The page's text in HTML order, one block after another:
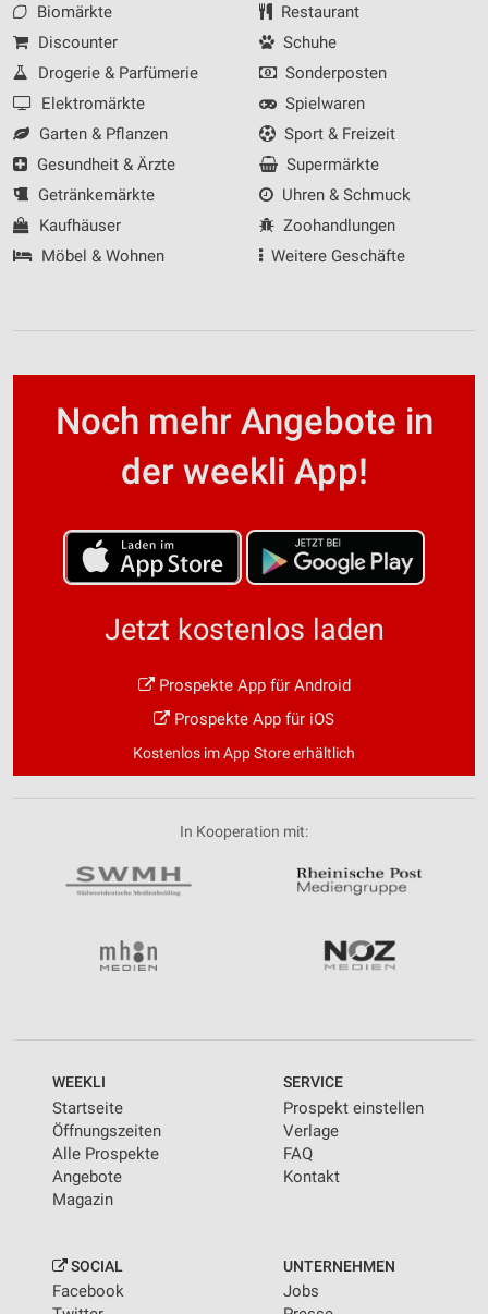
Biomärkte
Discounter
Drogerie & Parfümerie
Elektromärkte
Garten & Pflanzen
Gesundheit & Ärzte
Getränkemärkte
Kaufhäuser
Möbel & Wohnen
Restaurant
Schuhe
Sonderposten
Spielwaren
Sport & Freizeit
Supermärkte
Uhren & Schmuck
Zoohandlungen
Weitere Geschäfte
Noch mehr Angebote in
der weekli App!
Jetzt kostenlos laden
Prospekte App für Android
Prospekte App für iOS
Kostenlos im App Store erhältlich
In Kooperation mit:
WEEKLI
Startseite
Öffnungszeiten
Alle Prospekte
Angebote
Magazin
SERVICE
Prospekt einstellen
Verlage
FAQ
Kontakt
SOCIAL
Facebook
UNTERNEHMEN
Jobs